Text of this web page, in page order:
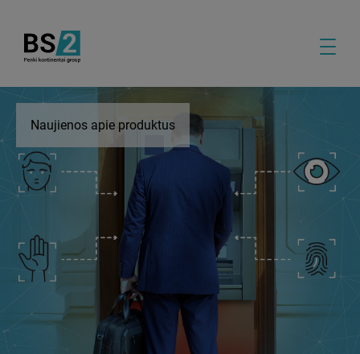
Naujienos apie produktus